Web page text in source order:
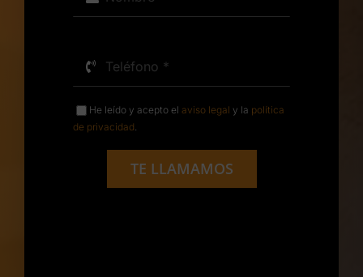
He leído y acepto el aviso legal y la política
de privacidad.
TE LLAMAMOS